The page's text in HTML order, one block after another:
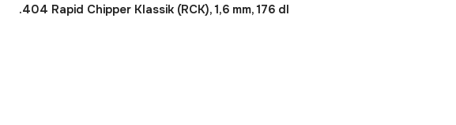
.404 Rapid Chipper Klassik (RCK), 1,6 mm, 176 dl